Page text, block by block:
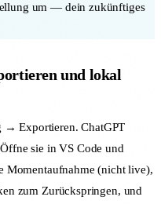
um — dein zukünftiges
und lokal
Exportieren. ChatGPT
sie in VS Code und
Momentaufnahme (nicht live),
zum Zurückspringen, und